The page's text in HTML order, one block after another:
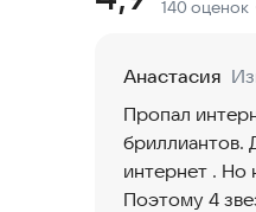
принять
Теперь ты еще и
архитектуру
добавляй еще
Мода и стиль
140 оценок
Анастасия
Пропал
бриллиантов.
интернет . Но
Поэтому 4